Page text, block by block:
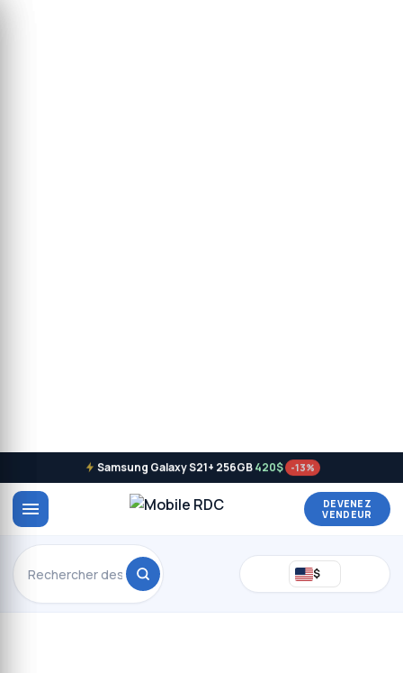
Samsung Galaxy S21+ 256GB 420$ -13%
DEVENEZ
VENDEUR
$